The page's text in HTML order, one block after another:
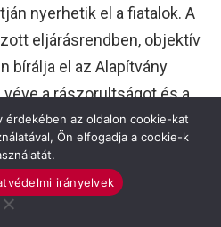
nyerhetik el a fiatalok. A
eljárásrendben, objektív
bírálja el az Alapítvány
a rászorultságot és a
tanulók kaphatják meg a
Az elsőt augusztus 31-ig,
érdekében az oldalon cookie-kat
Ön elfogadja a cookie-k
irányelvek